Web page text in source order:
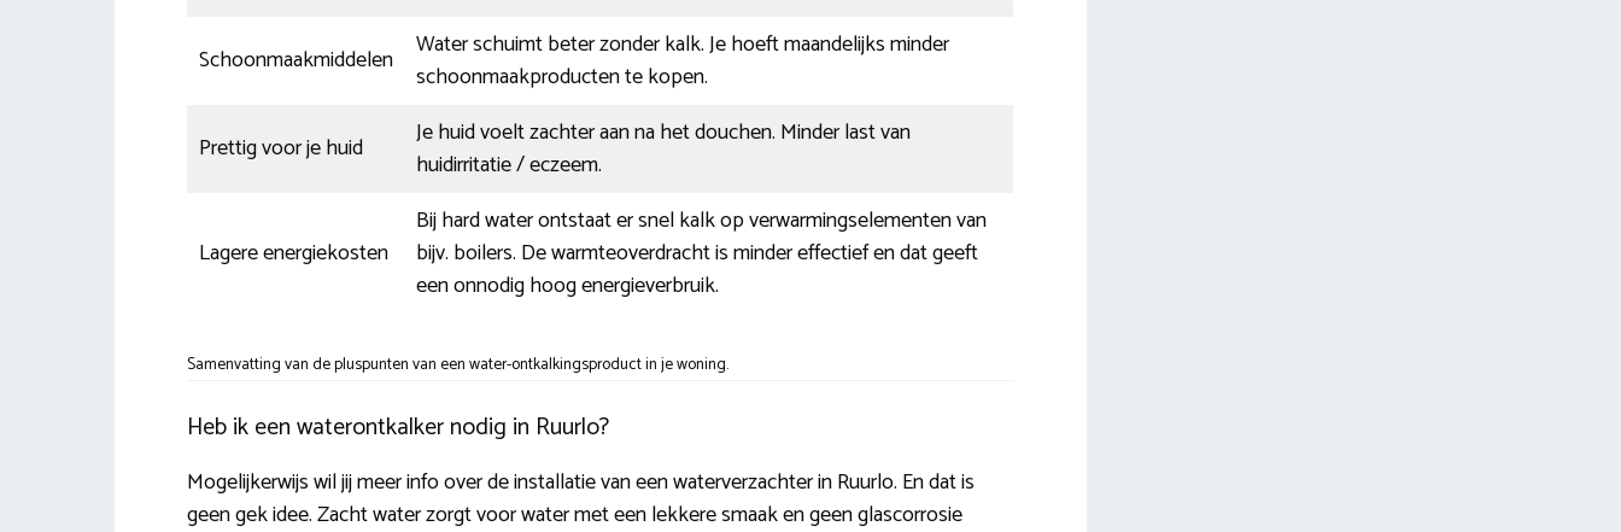
Schoonmaakmiddelen
Water schuimt beter zonder kalk. Je hoeft maandelijks minder
schoonmaakproducten te kopen.
Prettig voor je huid
Je huid voelt zachter aan na het douchen. Minder last van
huidirritatie / eczeem.
Lagere energiekosten
Bij hard water ontstaat er snel kalk op verwarmingselementen van
bijv. boilers. De warmteoverdracht is minder effectief en dat geeft
een onnodig hoog energieverbruik.
Samenvatting van de pluspunten van een water-ontkalkingsproduct in je woning.
Heb ik een waterontkalker nodig in Ruurlo?
Mogelijkerwijs wil jij meer info over de installatie van een waterverzachter in Ruurlo. En dat is
geen gek idee. Zacht water zorgt voor water met een lekkere smaak en geen glascorrosie